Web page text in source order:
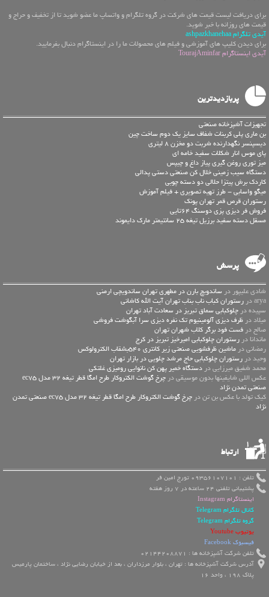
برای دریافت لیست قیمت های شرکت در گروه تلگرام و واتساپ ما عضو شوید تا از تخفیف و حراج و
قیمت های روزانه با خبر شوید.
آیدی تلگرام ashpazkhanehaa
برای دیدن کلیپ های آموزشی و فیلم های محصولات ما را در اینستاگرام دنبال بفرمایید.
آیدی اینستاگرام TourajAminfar
پربازدیدترین
تجهیزات آشپزخانه صنعتی
بن ماری پلی کربنات شفاف سایز یک دوم ساخت چین
دیسپنسر نگهدارنده شربت دو مخزن 8 لیتری
پای موس انار شکلات سفید خامه ای
میز توری روغن گیری پیاز داغ و چیپس
دستگاه سیب زمینی خلال کن صنعتی دستی پدالی
کاردک برش پیتزا حلالی دو دسته چوبی
میگو واسابی – طرز تهیه تصویری + فیلم آموزش
رستوران قرص قمر تهران پونک
فروش فر دیزی پزی دوسنگ 64تایی
مسقل دسته سفید برزیل تیغه 25 سانتیمتر مارک دایموند
پرسش
شادی علیپور در ساندویچ بارن در مطهری تهران ساندویچی ارمنی
arya در
رستوران کباب ناب بناب تهران آیت الله کاشانی
سپیده در چلوکبابی سماق تبریز در سعادت آباد تهران
میلاد در ظرف دیزی آلومینیوم تک نفره دیزی سرا آبگوشت فروشی
صالح در فست فود برگر کلاب شهران تهران
ماندانا در رستوران چلوکبابی امیرخیز تبریز در کرج
رمضانی در ماشین ظرفشویی صنعتی زیر کانتری 540بشقاب الکترولوکس
وحید در رستوران چلوکبابی حاج مرشد چلویی در بازار تهران
محمد شفیق میرزایی در دستگاه خمیر پهن کن نانوایی رومیزی غلتکی
عكس اللي شايفينها بدون موسيقى در
چرخ گوشت الکتروکار طرح امگا قطر تیغه 32 مدل ec75
صنعتی تمدن نژاد
کیک تولد با عکس بن تن در
چرخ گوشت الکتروکار طرح امگا قطر تیغه 32 مدل ec75 صنعتی تمدن
نژاد
ارتباط
تلفن : 09356107101 تورج امین فر
پشتیبانی تلفنی 24 ساعته در 7 روز هفته
اینستاگرام Instagram
کانال تلگرام Telegram
گروه تلگرام Telegram
یوتیوب Youtube
فیسبوک Facebook
تلفن شرکت آشپزخانه ها : 02144208871
آدرس شرکت آشپزخانه ها : تهران ، بلوار مرزداران ، بعد از خیابان رضایی نژاد ، ساختمان پارمیس
پلاک 198 ، واحد 16